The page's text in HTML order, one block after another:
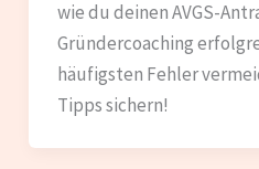
wie du deinen AVGS-
Gründercoaching
häufigsten Fehler
Tipps sichern!